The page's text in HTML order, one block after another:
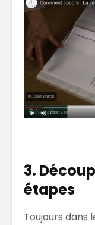
3.
étapes
Toujours dans